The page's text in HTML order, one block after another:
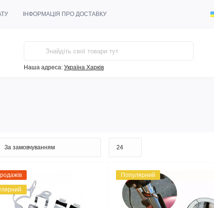
ІНФОРМАЦІЯ ПРО ДОСТАВКУ
Наша адреса: Україна Харків
Популярний